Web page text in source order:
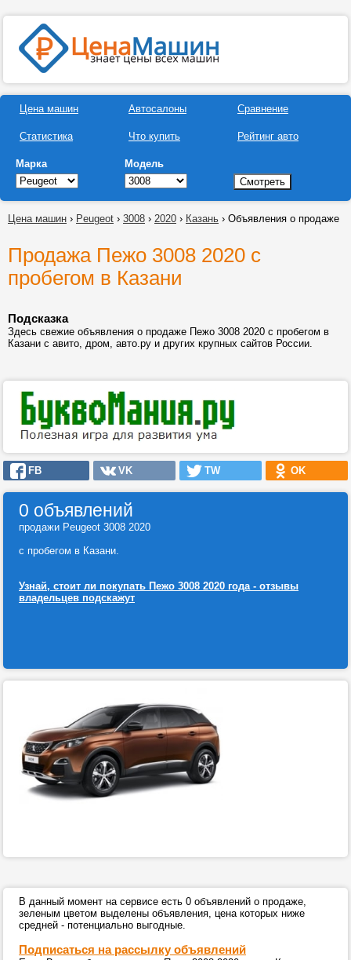
Цена машин
Статистика
Автосалоны
Что купить
Сравнение
Рейтинг авто
Марка Модель
Цена машин › Peugeot › 3008 › 2020 › Казань › Объявления о продаже
Продажа Пежо 3008 2020 с
пробегом в Казани
Подсказка
Здесь свежие объявления о продаже Пежо 3008 2020 с пробегом в
Казани с авито, дром, авто.ру и других крупных сайтов России.
FB VK TW OK
0 объявлений
продажи Peugeot 3008 2020
с пробегом в Казани.
Узнай, стоит ли покупать Пежо 3008 2020 года - отзывы
владельцев подскажут
В данный момент на сервисе есть 0 объявлений о продаже,
зеленым цветом выделены объявления, цена которых ниже
средней - потенциально выгодные.
Подписаться на рассылку объявлений